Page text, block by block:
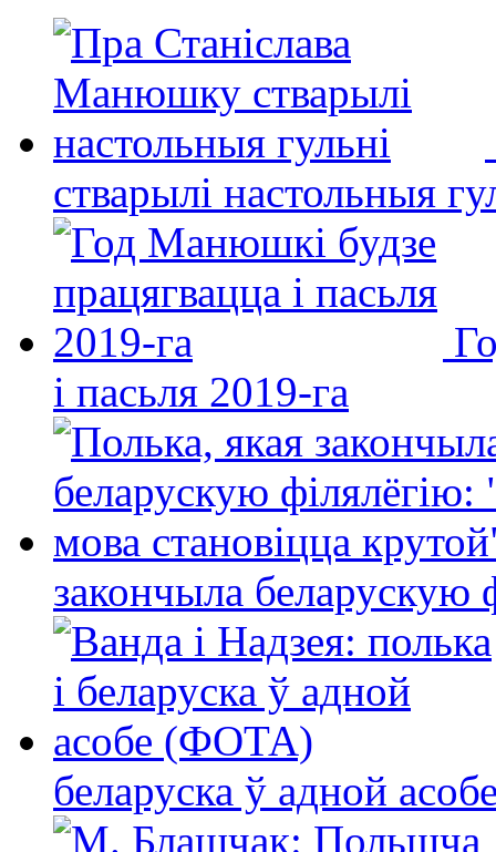
стварылі настольныя
і пасьля 2019-га
закончыла беларускую
беларуска ў адной